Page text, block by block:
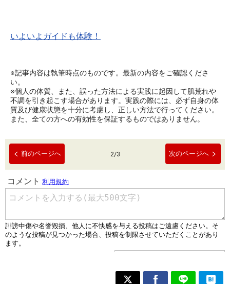
いよいよガイドも体験！
※記事内容は執筆時点のものです。最新の内容をご確認くださ
い。
※個人の体質、また、誤った方法による実践に起因して肌荒れや
不調を引き起こす場合があります。実践の際には、必ず自身の体
質及び健康状態を十分に考慮し、正しい方法で行ってください。
また、全ての方への有効性を保証するものではありません。
前のページへ 2/3 次のページへ